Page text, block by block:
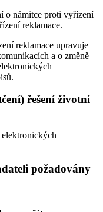
o námitce proti vyřízení
reklamace.
reklamace upravuje
a o změně
řešení životní
požadovány